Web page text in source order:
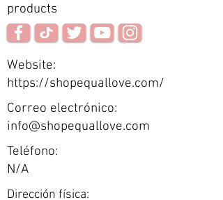
products
Website:
https://shopequallove.com/
Correo electrónico:
info@shopequallove.com
Teléfono:
N/A
Dirección física: